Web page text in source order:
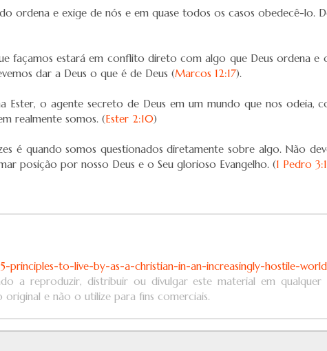
ordena e exige de nós e em quase todos os casos obedecê-lo.
façamos estará em conflito direto com algo que Deus ordena e
dar a Deus o que é de Deus (Marcos 12:17).
Ester, o agente secreto de Deus em um mundo que nos odeia,
realmente somos. (Ester 2:10)
é quando somos questionados diretamente sobre algo. Não
posição por nosso Deus e o Seu glorioso Evangelho. (1 Pedro
principles-to-live-by-as-a-christian-in-an-increasingly-hostile-
a reproduzir, distribuir ou divulgar este material em
e não o utilize para fins comerciais.